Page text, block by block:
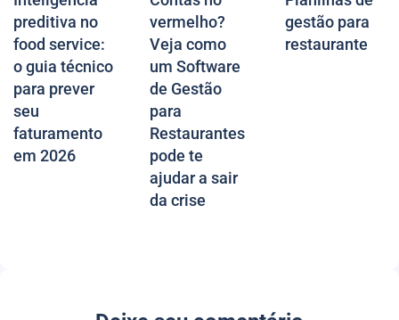
preditiva no
food service:
o guia técnico
para prever
seu
faturamento
em 2026
vermelho?
Veja como
um Software
de Gestão
para
Restaurantes
pode te
ajudar a sair
da crise
gestão para
restaurante